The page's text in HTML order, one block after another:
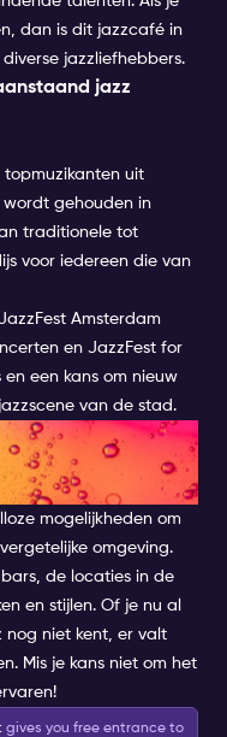
dan is dit jazzcafé in
jazzliefhebbers.
jazz
topmuzikanten uit
wordt gehouden in
traditionele tot
voor iedereen die van
Amsterdam
en JazzFest for
een kans om nieuw
van de stad.
in de
mogelijkheden om
omgeving.
de locaties in de
en stijlen. Of je nu al
nog niet kent, er valt
Mis je kans niet om het
gives you free entrance to